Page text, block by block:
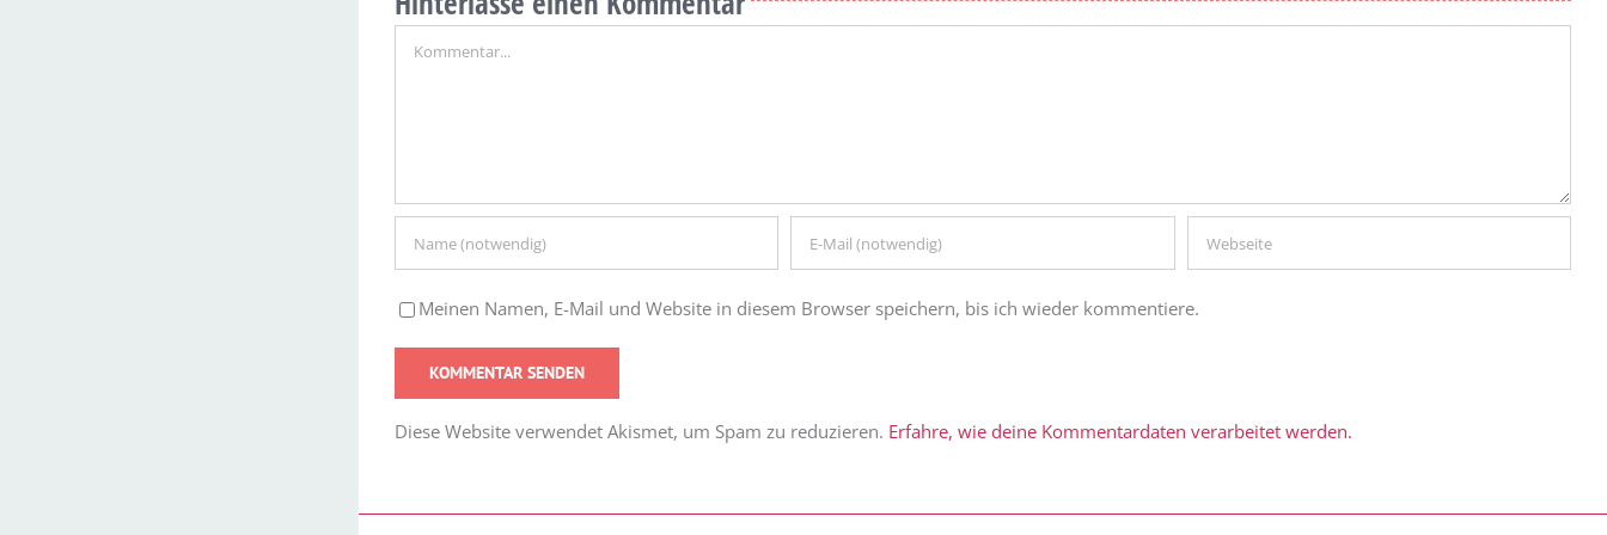
Meinen Namen, E-Mail und Website in diesem Browser speichern, bis ich wieder kommentiere.
Diese Website verwendet Akismet, um Spam zu reduzieren. Erfahre, wie deine Kommentardaten verarbeitet werden.